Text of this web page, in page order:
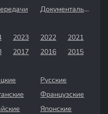
Документальный
2023 2022
2021
2017 2016 2015
Русские
Французские
Японские